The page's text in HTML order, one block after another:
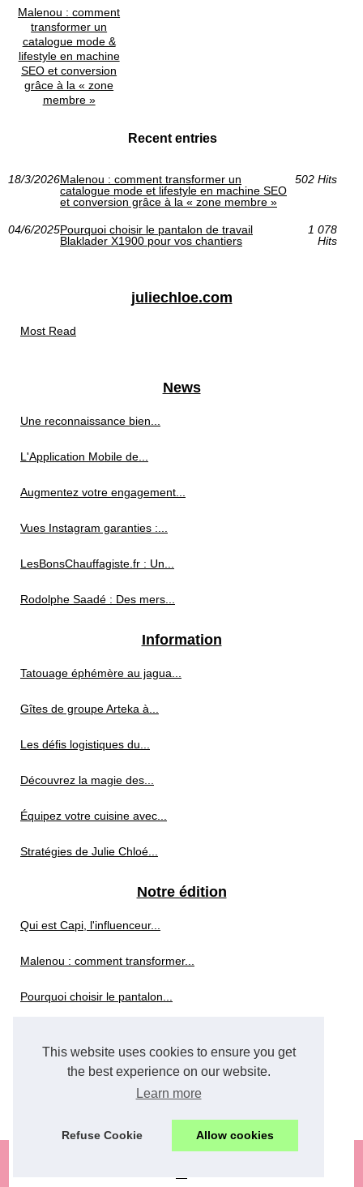
This website uses cookies to ensure you get
the best experience on our website.
Learn more
Refuse Cookie Allow cookies
Malenou : comment
transformer un
catalogue mode &
lifestyle en machine
SEO et conversion
grâce à la « zone
membre »
Recent entries
18/3/2026Malenou : comment transformer un
catalogue mode et lifestyle en machine SEO
et conversion grâce à la « zone membre »
502 Hits
04/6/2025Pourquoi choisir le pantalon de travail
Blaklader X1900 pour vos chantiers
1 078
Hits
juliechloe.com
Most Read
News
Une reconnaissance bien...
L'Application Mobile de...
Augmentez votre engagement...
Vues Instagram garanties :...
LesBonsChauffagiste.fr : Un...
Rodolphe Saadé : Des mers...
Information
Tatouage éphémère au jagua...
Gîtes de groupe Arteka à...
Les défis logistiques du...
Découvrez la magie des...
Équipez votre cuisine avec...
Stratégies de Julie Chloé...
Notre édition
Qui est Capi, l'influenceur...
Malenou : comment transformer...
Pourquoi choisir le pantalon...
Comment l'IA Révolutionne le...